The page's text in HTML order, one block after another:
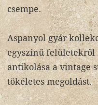
csempe.
Aspanyol gyár
egyszínű felületekről
antikolása a vintage
tökéletes megoldást.